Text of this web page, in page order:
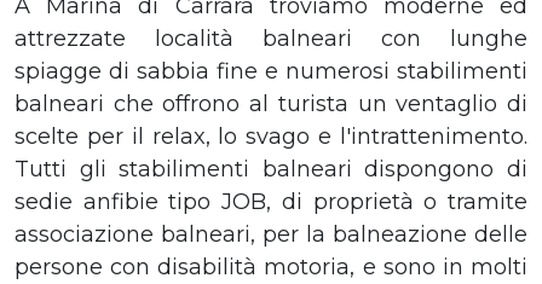
A Marina di Carrara troviamo moderne ed
attrezzate località balneari con lunghe
spiagge di sabbia fine e numerosi stabilimenti
balneari che offrono al turista un ventaglio di
scelte per il relax, lo svago e l'intrattenimento.
Tutti gli stabilimenti balneari dispongono di
sedie anfibie tipo JOB, di proprietà o tramite
associazione balneari, per la balneazione delle
persone con disabilità motoria, e sono in molti